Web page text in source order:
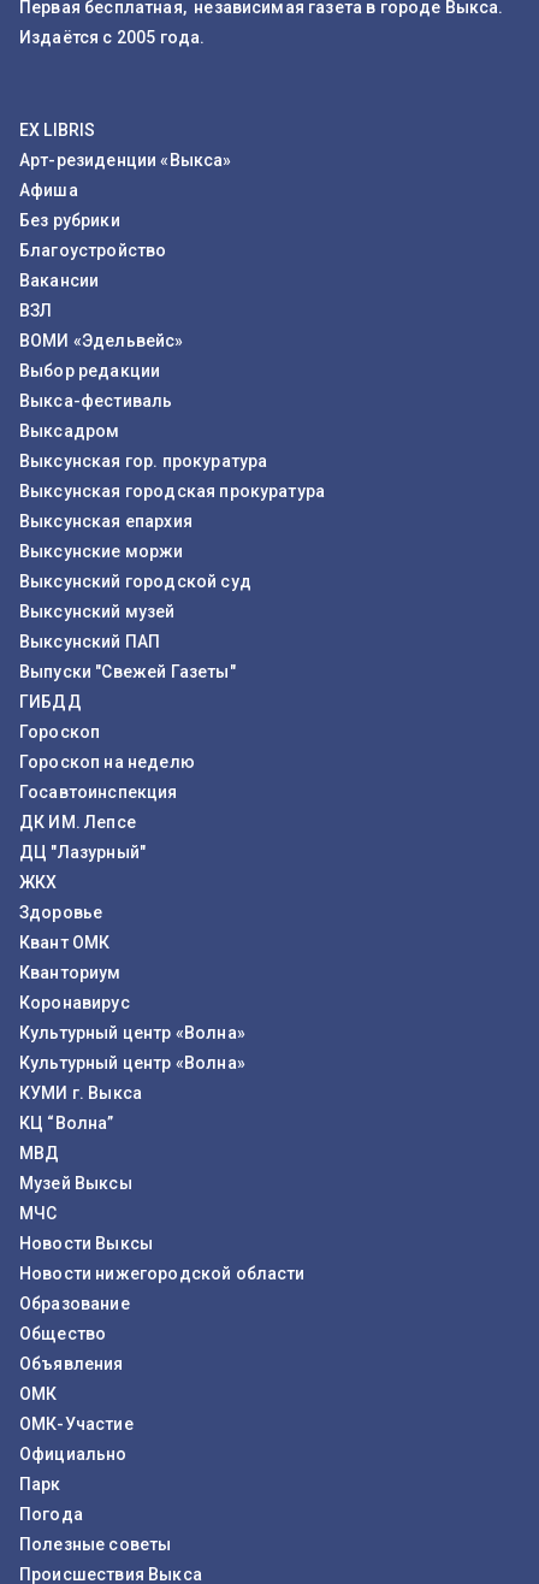
Первая бесплатная, независимая газета в городе Выкса.
Издаётся с 2005 года.
EX LIBRIS
Арт-резиденции «Выкса»
Афиша
Без рубрики
Благоустройство
Вакансии
ВЗЛ
ВОМИ «Эдельвейс»
Выбор редакции
Выкса-фестиваль
Выксадром
Выксунская гор. прокуратура
Выксунская городская прокуратура
Выксунская епархия
Выксунские моржи
Выксунский городской суд
Выксунский музей
Выксунский ПАП
Выпуски "Свежей Газеты"
ГИБДД
Гороскоп
Гороскоп на неделю
Госавтоинспекция
ДК ИМ. Лепсе
ДЦ "Лазурный"
ЖКХ
Здоровье
Квант ОМК
Кванториум
Коронавирус
Культурный центр «Волна»
Культурный центр «Волна»
КУМИ г. Выкса
КЦ “Волна”
МВД
Музей Выксы
МЧС
Новости Выксы
Новости нижегородской области
Образование
Общество
Объявления
ОМК
ОМК-Участие
Официально
Парк
Погода
Полезные советы
Происшествия Выкса